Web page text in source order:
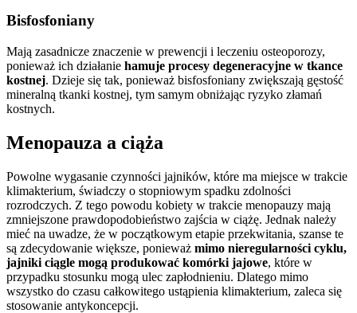
Bisfosfoniany
Mają zasadnicze znaczenie w prewencji i leczeniu osteoporozy,
ponieważ ich działanie hamuje procesy degeneracyjne w tkance
kostnej. Dzieje się tak, ponieważ bisfosfoniany zwiększają gęstość
mineralną tkanki kostnej, tym samym obniżając ryzyko złamań
kostnych.
Menopauza a ciąża
Powolne wygasanie czynności jajników, które ma miejsce w trakcie
klimakterium, świadczy o stopniowym spadku zdolności
rozrodczych. Z tego powodu kobiety w trakcie menopauzy mają
zmniejszone prawdopodobieństwo zajścia w ciążę. Jednak należy
mieć na uwadze, że w początkowym etapie przekwitania, szanse te
są zdecydowanie większe, ponieważ mimo nieregularności cyklu,
jajniki ciągle mogą produkować komórki jajowe, które w
przypadku stosunku mogą ulec zapłodnieniu. Dlatego mimo
wszystko do czasu całkowitego ustąpienia klimakterium, zaleca się
stosowanie antykoncepcji.